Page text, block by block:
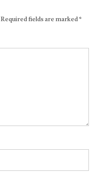
Required fields are marked*